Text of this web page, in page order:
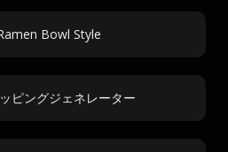
Bowl Style
ピングジェネレーター